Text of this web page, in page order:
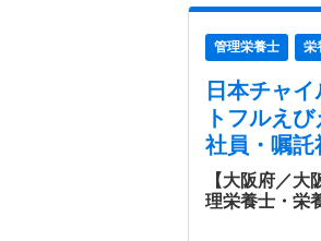
管理栄養士 栄
日本チャ
トフルえ
社員・嘱託
【大阪府／
理栄養士・栄